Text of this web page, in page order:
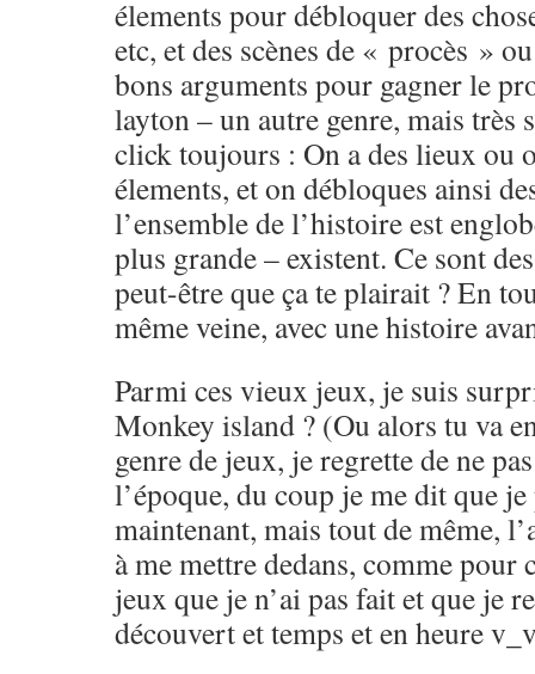
élements pour débloquer des
etc, et des scènes de « procès »
bons arguments pour gagner le
layton – un autre genre, mais très
click toujours : On a des lieux ou
élements, et on débloques ainsi
l’ensemble de l’histoire est
plus grande – existent. Ce sont
peut-être que ça te plairait ? En
même veine, avec une histoire
Parmi ces vieux jeux, je suis
Monkey island ? (Ou alors tu va
genre de jeux, je regrette de ne
l’époque, du coup je me dit que
maintenant, mais tout de même,
à me mettre dedans, comme pour
jeux que je n’ai pas fait et que je
découvert et temps et en heure